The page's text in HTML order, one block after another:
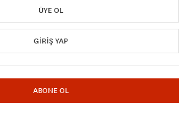
ÜYE OL
GIRIŞ YAP
ABONE OL